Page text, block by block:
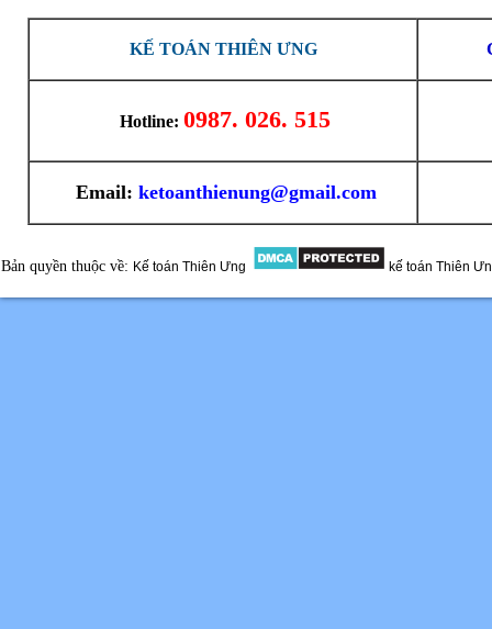
KẾ TOÁN THIÊN ƯNG
Hotline: 0987. 026. 515
Email: ketoanthienung@gmail.com
Bản quyền thuộc về: Kế toán Thiên Ưng kế toán Thiên